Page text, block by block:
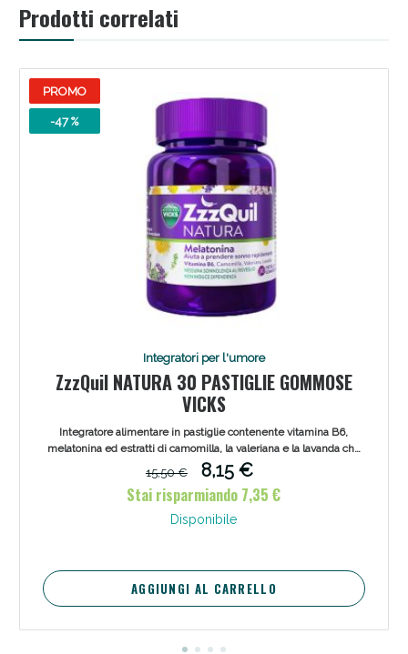
Prodotti correlati
PROMO
-47 %
Integratori per l'umore
ZzzQuil NATURA 30 PASTIGLIE GOMMOSE
VICKS
Integratore alimentare in pastiglie contenente vitamina B6,
melatonina ed estratti di camomilla, la valeriana e la lavanda che
aiuta a prendere sonno rapidamente. E' indicato in caso di
insonnia, disturbi del sonno, fatica ad addormentarsi e risvegli
notturni. Efficace anche in caso di jet leg.
15,50 €
8,15 €
Stai risparmiando 7,35 €
Disponibile
AGGIUNGI AL CARRELLO